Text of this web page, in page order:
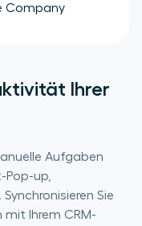
Company
Ihrer
Aufgaben
up,
Sie
Ihrem CRM-